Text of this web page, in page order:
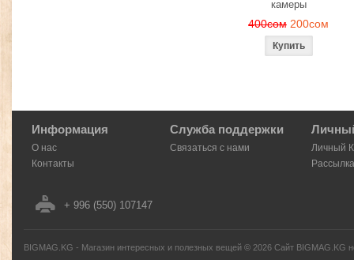
камеры
400сом 200сом
Информация
О нас
Контакты
Служба поддержки
Связаться с нами
Личный
Рассылка
+ 996 (550) 107147
BIGMAG.KG - Магазин интересных и полезных вещей © 2026 Сайт BIGMAG.KG